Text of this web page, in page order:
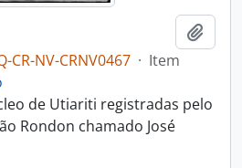
CR-NV-CRNV0467 · Item
de Utiariti registradas pelo
Rondon chamado José